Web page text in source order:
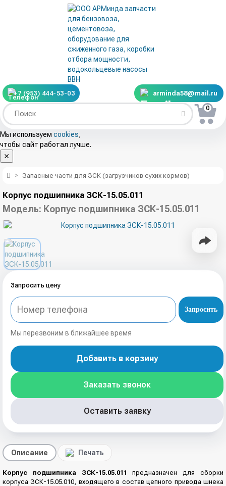
+7 (953) 444-53-03 arminda58@mail.ru
0
Мы используем cookies,
чтобы сайт работал лучше.
Запасные части для ЗСК (загрузчиков сухих кормов)
Корпус подшипника ЗСК-15.05.011
Модель: Корпус подшипника ЗСК-15.05.011
Запросить цену
Запросить
Мы перезвоним в ближайшее время
Добавить в корзину
Заказать звонок
Оставить заявку
Описание Печать
Корпус подшипника ЗСК-15.05.011
предназначен для сборки
корпуса ЗСК-15.05.010, входящего в состав цепного привода шнека